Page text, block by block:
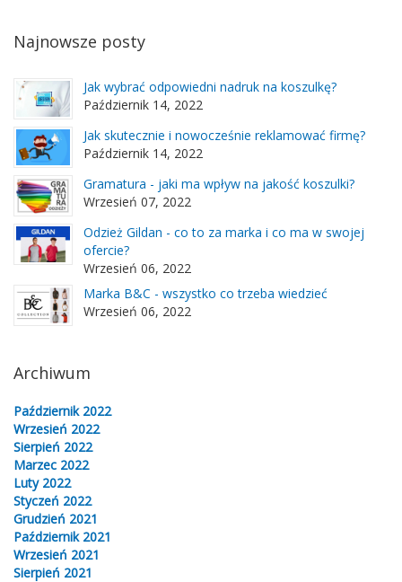
Najnowsze posty
Jak wybrać odpowiedni nadruk na koszulkę?
Październik 14, 2022
Jak skutecznie i nowocześnie reklamować firmę?
Październik 14, 2022
Gramatura - jaki ma wpływ na jakość koszulki?
Wrzesień 07, 2022
Odzież Gildan - co to za marka i co ma w swojej
ofercie?
Wrzesień 06, 2022
Marka B&C - wszystko co trzeba wiedzieć
Wrzesień 06, 2022
Archiwum
Październik 2022
Wrzesień 2022
Sierpień 2022
Marzec 2022
Luty 2022
Styczeń 2022
Grudzień 2021
Październik 2021
Wrzesień 2021
Sierpień 2021